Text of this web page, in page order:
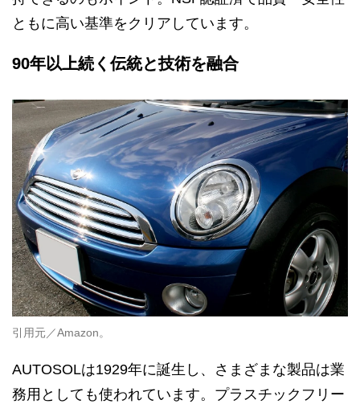
ともに高い基準をクリアしています。
90年以上続く伝統と技術を融合
引用元／Amazon。
AUTOSOLは1929年に誕生し、さまざまな製品は業
務用としても使われています。プラスチックフリー